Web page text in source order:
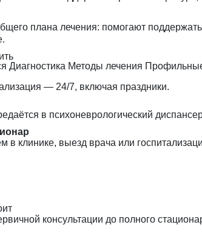
плана лечения: помогают
Диагностика Методы лечения
— 24/7, включая праздники.
в психоневрологический
клинике, выезд врача или
консультации до полного